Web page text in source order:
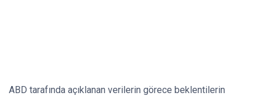
ABD tarafında açıklanan verilerin görece beklentilerin